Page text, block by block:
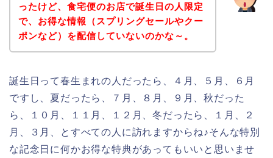
ったけど、食宅便のお店で誕生日の人限定
で、お得な情報（スプリングセールやクー
ポンなど）を配信していないのかな～。
誕生日って春生まれの人だったら、４月、５月、６月
ですし、夏だったら、７月、８月、９月、秋だった
ら、１０月、１１月、１２月、冬だったら、１月、２
月、３月、とすべての人に訪れますからね♪そんな特別
な記念日に何かお得な特典があってもいいと思いませ